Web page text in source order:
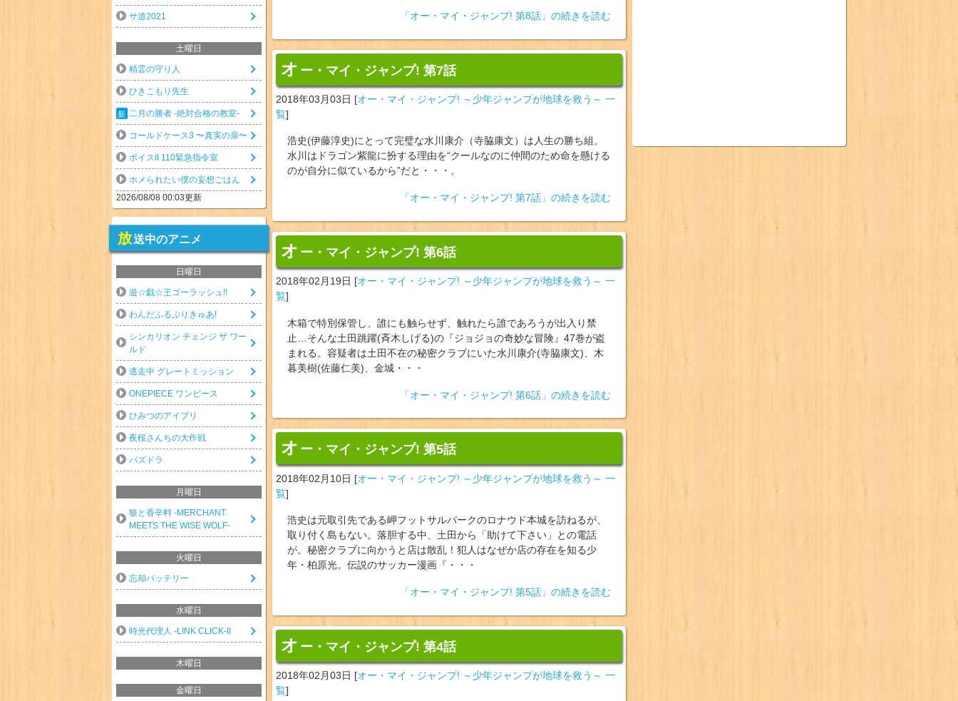
「オー・マイ・ジャンプ! 第8話」の続きを読む
オ ー・マイ・ジャンプ! 第7話
2018年03月03日 [オー・マイ・ジャンプ! ～少年ジャンプが地球を救う～ 一
覧]
浩史(伊藤淳史)にとって完璧な水川康介（寺脇康文）は人生の勝ち組。
水川はドラゴン紫龍に扮する理由を“クールなのに仲間のため命を懸ける
のが自分に似ているから”だと・・・。
「オー・マイ・ジャンプ! 第7話」の続きを読む
オ ー・マイ・ジャンプ! 第6話
2018年02月19日 [オー・マイ・ジャンプ! ～少年ジャンプが地球を救う～ 一
覧]
木箱で特別保管し、誰にも触らせず、触れたら誰であろうが出入り禁
止…そんな土田跳躍(斉木しげる)の『ジョジョの奇妙な冒険』47巻が盗
まれる。容疑者は土田不在の秘密クラブにいた水川康介(寺脇康文)、木
暮美樹(佐藤仁美)、金城・・・
「オー・マイ・ジャンプ! 第6話」の続きを読む
オ ー・マイ・ジャンプ! 第5話
2018年02月10日 [オー・マイ・ジャンプ! ～少年ジャンプが地球を救う～ 一
覧]
浩史は元取引先である岬フットサルパークのロナウド本城を訪ねるが、
取り付く島もない。落胆する中、土田から「助けて下さい」との電話
が。秘密クラブに向かうと店は散乱！犯人はなぜか店の存在を知る少
年・柏原光。伝説のサッカー漫画『・・・
「オー・マイ・ジャンプ! 第5話」の続きを読む
オ ー・マイ・ジャンプ! 第4話
2018年02月03日 [オー・マイ・ジャンプ! ～少年ジャンプが地球を救う～ 一
覧]
サ道2021
土曜日
精霊の守り人
ひきこもり先生
二月の勝者 -絶対合格の教室-
コールドケース3 〜真実の扉〜
ボイスII 110緊急指令室
ホメられたい僕の妄想ごはん
2026/08/08 00:03更新
放送中のアニメ
日曜日
遊☆戯☆王ゴーラッシュ!!
わんだふるぷりきゅあ!
シンカリオン チェンジ ザ ワー
ルド
逃走中 グレートミッション
ONEPIECE ワンピース
ひみつのアイプリ
夜桜さんちの大作戦
パズドラ
月曜日
狼と香辛料 -MERCHANT
MEETS THE WISE WOLF-
火曜日
忘却バッテリー
水曜日
時光代理人 -LINK CLICK-II
木曜日
金曜日